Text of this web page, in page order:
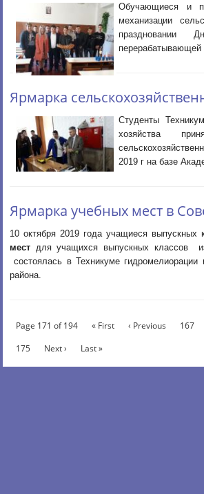
Обучающиеся и
механизации
праздновании
Ярмарка
Студенты
хозяйства
2019 г на базе
Ярмарка учебных мест в
10 октября 2019 года учащиеся
мест для учащихся выпускных классов
состоялась в Техникуме гидромелиорации
района.
Page 171 of 194 « First ‹ Previous 167
175
Next › Last »